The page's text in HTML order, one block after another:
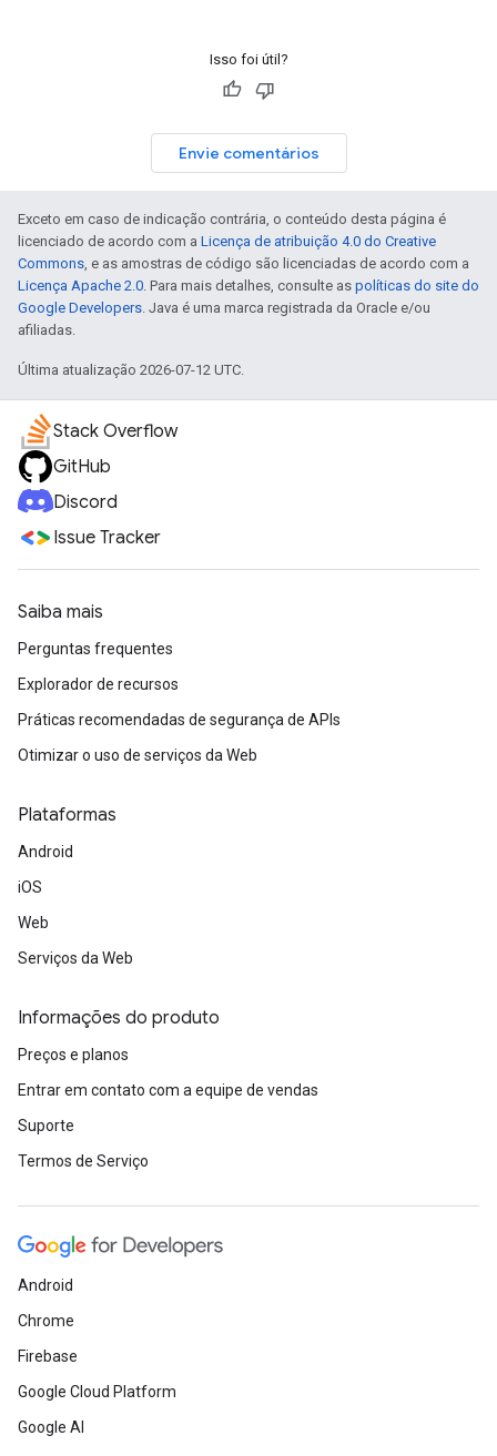
Isso foi útil?
Envie comentários
Exceto em caso de indicação contrária, o conteúdo desta página é
licenciado de acordo com a Licença de atribuição 4.0 do Creative
Commons, e as amostras de código são licenciadas de acordo com a
Licença Apache 2.0. Para mais detalhes, consulte as políticas do site do
Google Developers. Java é uma marca registrada da Oracle e/ou
afiliadas.
Última atualização 2026-07-12 UTC.
Stack Overflow
GitHub
Discord
Issue Tracker
Saiba mais
Perguntas frequentes
Explorador de recursos
Práticas recomendadas de segurança de APIs
Otimizar o uso de serviços da Web
Plataformas
Android
iOS
Web
Serviços da Web
Informações do produto
Preços e planos
Entrar em contato com a equipe de vendas
Suporte
Termos de Serviço
Android
Chrome
Firebase
Google Cloud Platform
Google AI